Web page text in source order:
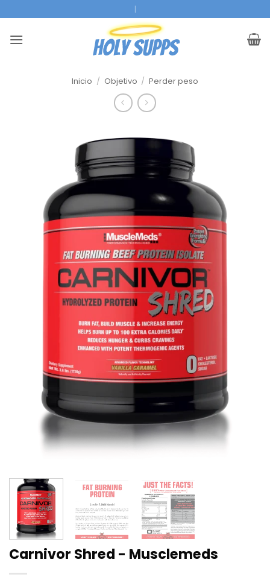
al
contenido
Super Servicio
Inicio / Objetivo / Perder peso
Carnivor Shred - Musclemeds